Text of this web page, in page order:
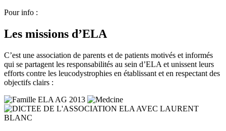
Pour info :
Les missions d’ELA
C’est une association de parents et de patients motivés et informés
qui se partagent les responsabilités au sein d’ELA et unissent leurs
efforts contre les leucodystrophies en établissant et en respectant des
objectifs clairs :